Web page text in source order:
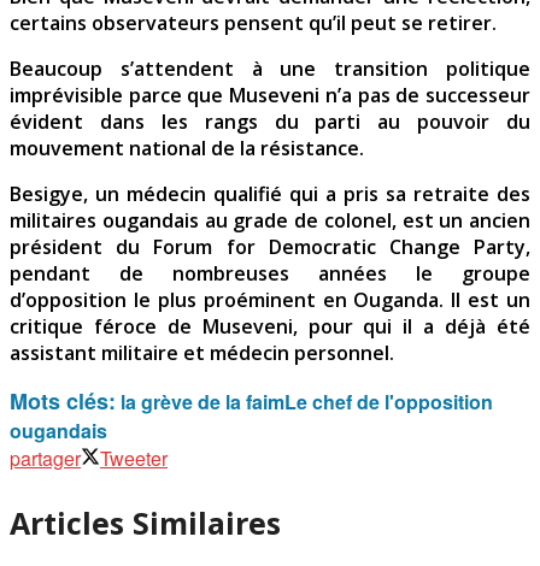
certains observateurs pensent qu’il peut se retirer.
Beaucoup s’attendent à une transition politique
imprévisible parce que Museveni n’a pas de successeur
évident dans les rangs du parti au pouvoir du
mouvement national de la résistance.
Besigye, un médecin qualifié qui a pris sa retraite des
militaires ougandais au grade de colonel, est un ancien
président du Forum for Democratic Change Party,
pendant de nombreuses années le groupe
d’opposition le plus proéminent en Ouganda. Il est un
critique féroce de Museveni, pour qui il a déjà été
assistant militaire et médecin personnel.
Mots clés: la grève de la faimLe chef de l'opposition
ougandais
partager
Tweeter
Articles Similaires